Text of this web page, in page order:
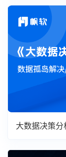
大数据决策